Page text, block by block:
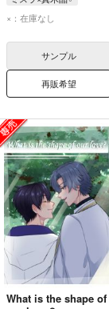
ミスラ
真木晶♂
×：在庫なし
サンプル
再販希望
What is the shape of